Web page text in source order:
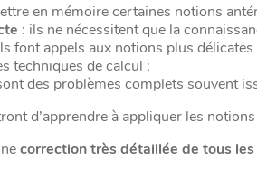
en mémoire certaines notions
: ils ne nécessitent que la
font appels aux notions plus
techniques de calcul ;
des problèmes complets souvent
d’apprendre à appliquer les
correction très détaillée de tous